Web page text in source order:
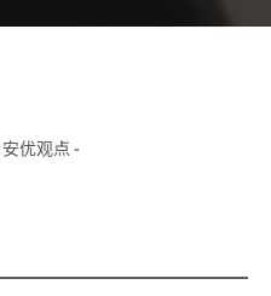
安优观点 -